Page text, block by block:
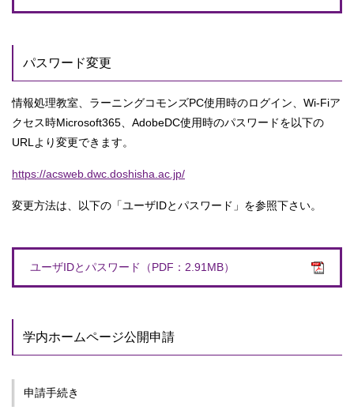
パスワード変更
情報処理教室、ラーニングコモンズPC使用時のログイン、Wi-Fiア
クセス時Microsoft365、AdobeDC使用時のパスワードを以下の
URLより変更できます。
https://acsweb.dwc.doshisha.ac.jp/
変更方法は、以下の「ユーザIDとパスワード」を参照下さい。
ユーザIDとパスワード（PDF：2.91MB）
学内ホームページ公開申請
申請手続き